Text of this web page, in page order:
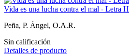
Vida es una lucha contra el mal - Letra H
Peña, P. Ángel, O.A.R.
Sin calificación
Detalles de producto